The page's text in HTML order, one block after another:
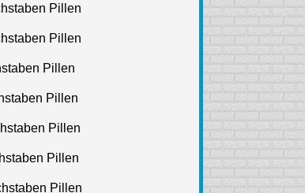
Pillen
Pillen
Pillen
Pillen
Pillen
Pillen
Pillen